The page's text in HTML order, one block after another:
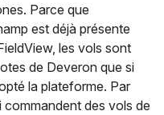
Parce que
est déjà présente
les vols sont
de Deveron que si
la plateforme. Par
des vols de